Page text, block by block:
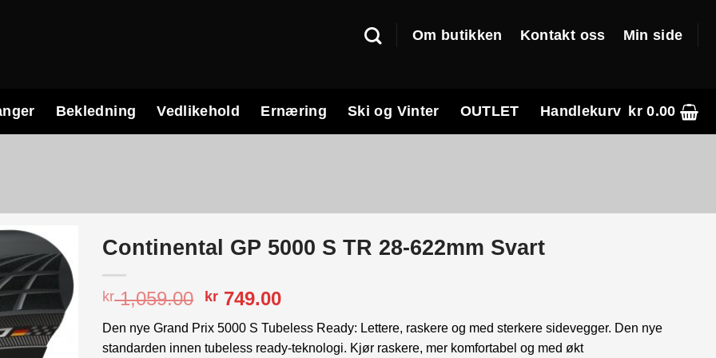
Om butikken Kontakt oss Min side
Bekledning Vedlikehold Ernæring Ski og Vinter OUTLET Handlekurv kr0.00
Continental GP 5000 S TR 28-622mm Svart
kr1,059.00 Opprinnelig
var:
kr 749.00Nåværende
er:
Den nye Grand Prix 5000 S Tubeless Ready: Lettere, raskere og med sterkere sidevegger. Den nye
standarden innen tubeless ready-teknologi. Kjør raskere, mer komfortabel og med økt